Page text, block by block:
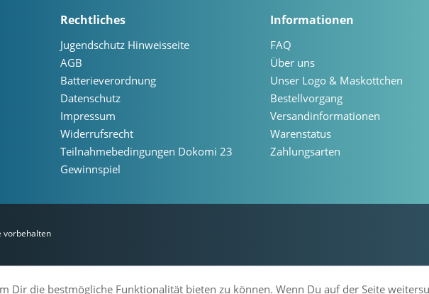
Rechtliches
Jugendschutz Hinweisseite
AGB
Batterieverordnung
Datenschutz
Impressum
Widerrufsrecht
Teilnahmebedingungen Dokomi 23
Gewinnspiel
Informationen
FAQ
Über uns
Unser Logo & Maskottchen
Bestellvorgang
Versandinformationen
Warenstatus
Zahlungsarten
vorbehalten
Dir die bestmögliche Funktionalität bieten zu können. Wenn Du auf der Seite